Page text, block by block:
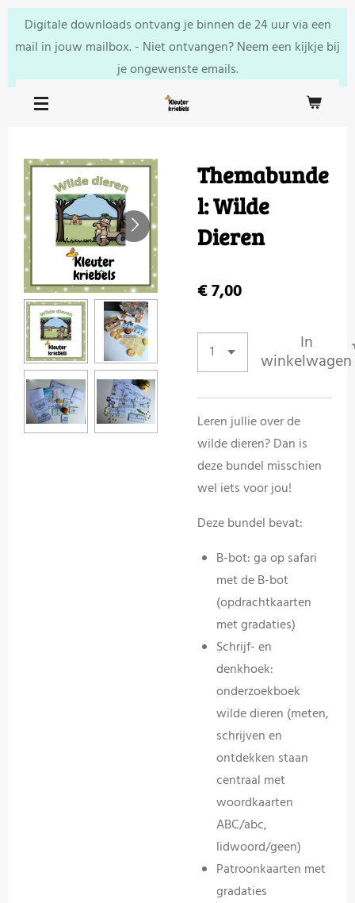
direct
de
hoofdinhoud
Digitale downloads ontvang je binnen de 24 uur via een
mail in jouw mailbox. - Niet ontvangen? Neem een kijkje bij
je ongewenste emails.
Themabunde
l: Wilde
Dieren
€ 7,00
In
winkelwagen
Leren jullie over de
wilde dieren? Dan is
deze bundel misschien
wel iets voor jou!
Deze bundel bevat:
B-bot: ga op safari
met de B-bot
(opdrachtkaarten
met gradaties)
Schrijf- en
denkhoek:
onderzoekboek
wilde dieren (meten,
schrijven en
ontdekken staan
centraal met
woordkaarten
ABC/abc,
lidwoord/geen)
Patroonkaarten met
gradaties